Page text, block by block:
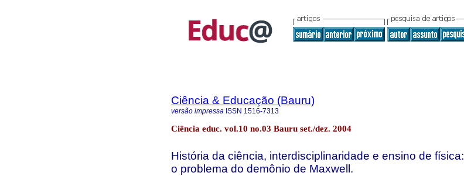
Ciência & Educação (Bauru)
versão impressa ISSN 1516-7313
Ciência educ. vol.10 no.03 Bauru set./dez. 2004
História da ciência, interdisciplinaridade e ensino de física:
o problema do demônio de Maxwell.